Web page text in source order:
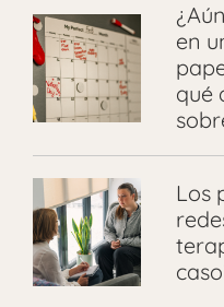
en
qué
Los